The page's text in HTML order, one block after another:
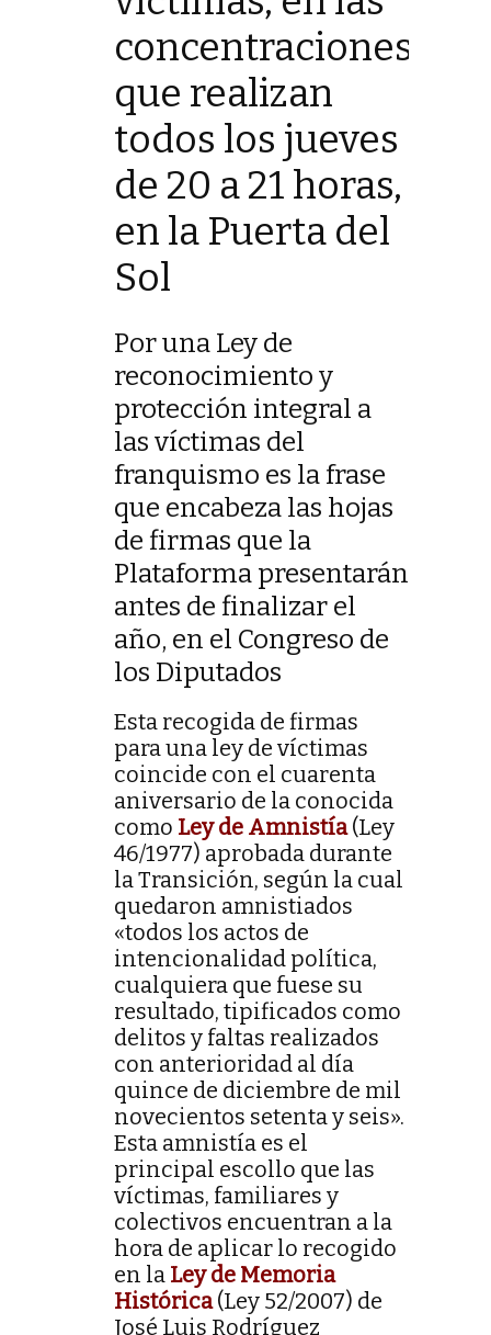
concentraciones
que realizan
todos los jueves
de 20 a 21 horas,
en la Puerta del
Sol
Por una Ley de
reconocimiento y
protección integral a
las víctimas del
franquismo es la frase
que encabeza las hojas
de firmas que la
Plataforma presentarán
antes de finalizar el
año, en el Congreso de
los Diputados
Esta recogida de firmas
para una ley de víctimas
coincide con el cuarenta
aniversario de la conocida
como Ley de Amnistía(Ley
46/1977) aprobada durante
la Transición, según la cual
quedaron amnistiados
«todos los actos de
intencionalidad política,
cualquiera que fuese su
resultado, tipificados como
delitos y faltas realizados
con anterioridad al día
quince de diciembre de mil
novecientos setenta y seis».
Esta amnistía es el
principal escollo que las
víctimas, familiares y
colectivos encuentran a la
hora de aplicar lo recogido
en la Ley de Memoria
Histórica(Ley 52/2007) de
José Luis Rodríguez